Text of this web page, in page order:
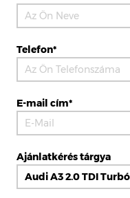
Telefon*
E-mail cím*
Ajánlatkérés tárgya